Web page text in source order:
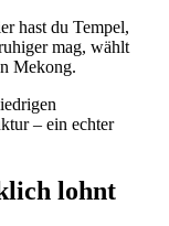
hast du Tempel,
mag, wählt
Mekong.
– ein echter
lohnt